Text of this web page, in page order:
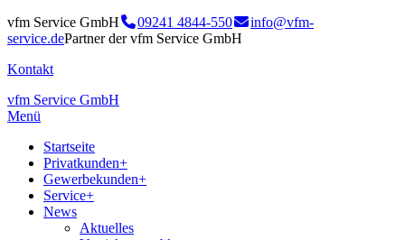
vfm Service GmbH 09241 4844-550
info@vfm-
service.dePartner der vfm Service GmbH
Kontakt
vfm Service GmbH
Menü
Startseite
Privatkunden+
Gewerbekunden+
Service+
News
Aktuelles